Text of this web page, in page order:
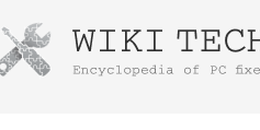
for downloading